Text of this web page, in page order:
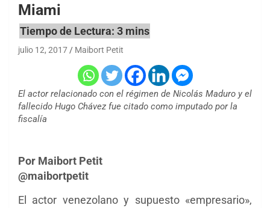
Miami
julio 12, 2017 Maibort Petit
El actor relacionado con el régimen de Nicolás Maduro y el
fallecido Hugo Chávez fue citado como imputado por la
fiscalía
Por Maibort Petit
@maibortpetit
El actor venezolano y supuesto «empresario»,